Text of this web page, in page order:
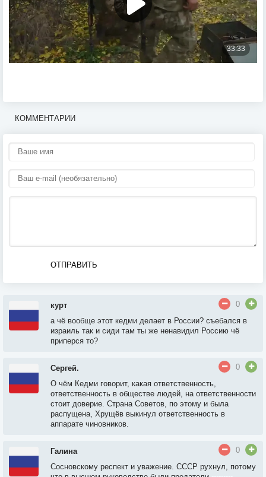
КОММЕНТАРИИ
ОТПРАВИТЬ
курт
0
а чё вообще этот кедми делает в России? съебался в
израиль так и сиди там ты же ненавидил Россию чё
приперся то?
Сергей.
0
О чём Кедми говорит, какая ответственность,
ответственность в обществе людей, на ответственности
стоит доверие. Страна Советов, по этому и была
распущена, Хрущёв выкинул ответственность в
аппарате чиновников.
Галина
0
Сосновскому респект и уважение. СССР рухнул, потому